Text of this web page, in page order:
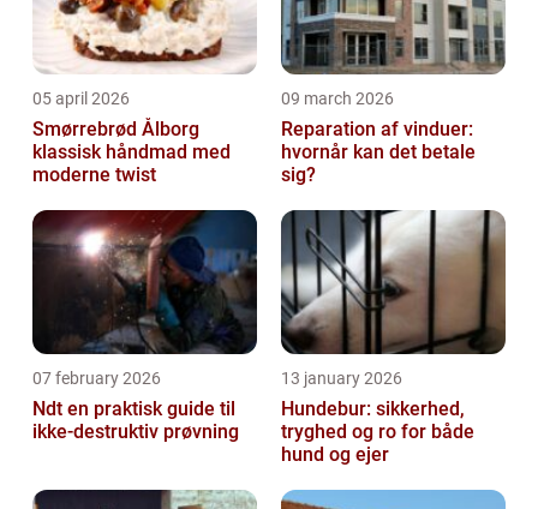
05 april 2026
Smørrebrød Ålborg
klassisk håndmad med
moderne twist
09 march 2026
Reparation af vinduer:
hvornår kan det betale
sig?
07 february 2026
Ndt en praktisk guide til
ikke-destruktiv prøvning
13 january 2026
Hundebur: sikkerhed,
tryghed og ro for både
hund og ejer